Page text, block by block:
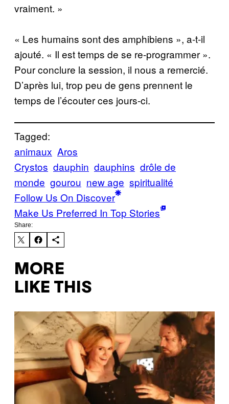
vraiment. »
« Les humains sont des amphibiens », a-t-il
ajouté. « Il est temps de se re-programmer ».
Pour conclure la session, il nous a remercié.
D’après lui, trop peu de gens prennent le
temps de l’écouter ces jours-ci.
Tagged:
animaux Aros
Crystos dauphin dauphins drôle de
monde gourou new age spiritualité
Follow Us On Discover
Make Us Preferred In Top Stories
Share:
MORE
LIKE THIS